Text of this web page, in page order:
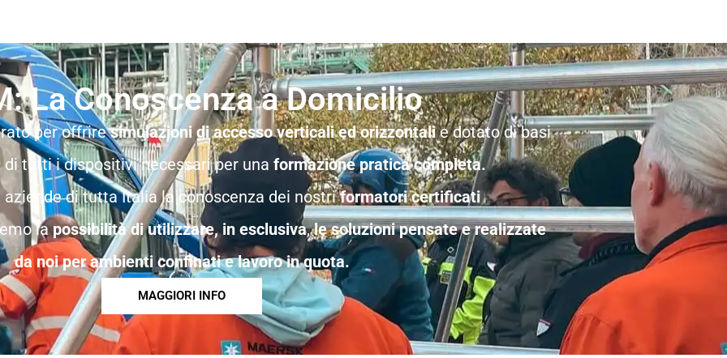
La Conoscenza a Domicilio
per offriresimulazioni di accesso verticali ed orizzontalie dotato di basi
di tutti i dispositivi necessari per una formazione pratica completa.
di tutta Italia la conoscenza dei nostriformatori certificati
lapossibilità di utilizzare, in esclusiva,le soluzioni pensate e realizzate
da noi per ambienti confinati e lavoro in quota.
MAGGIORI INFO